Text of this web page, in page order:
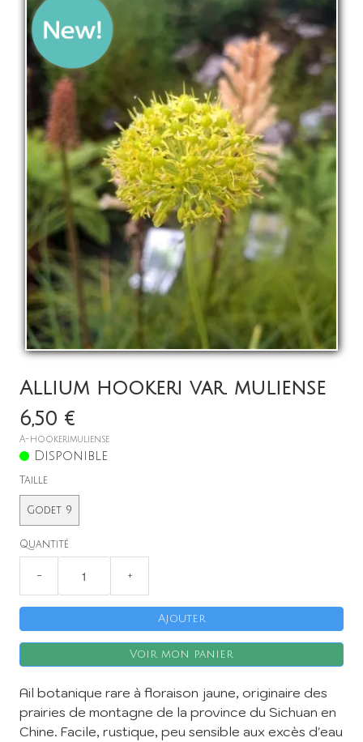
La pépinière
Boutique▼
Événements
Infos
Contact
0
Allium hookeri var. muliense
6,50 €
A-hookerimuliense
Disponible
Taille
Godet 9
Quantité
− +
Ajouter
Voir mon panier
Ail botanique rare à floraison jaune, originaire des
prairies de montagne de la province du Sichuan en
Chine. Facile, rustique, peu sensible aux excès d'eau